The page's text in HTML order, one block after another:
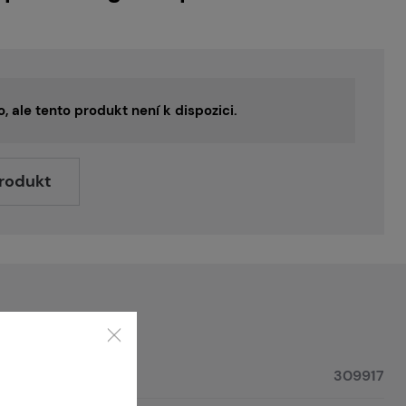
ale tento produkt není k dispozici.
309917